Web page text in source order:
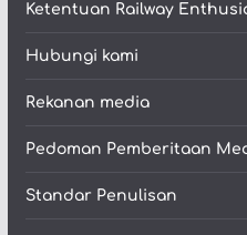
Ketentuan Railway
Hubungi kami
Rekanan media
Pedoman Pemberitaan
Standar Penulisan